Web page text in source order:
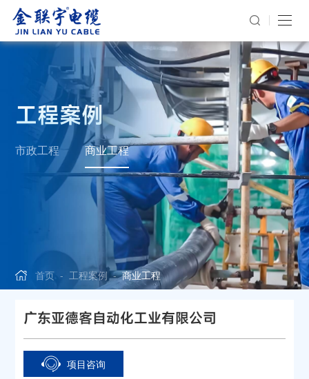
工程案例
市政工程 商业工程
首页 -工程案例-商业工程
广东亚德客自动化工业有限公司
项目咨询